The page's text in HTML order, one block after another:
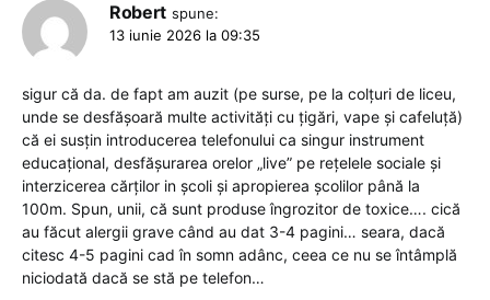
Robert spune:
13 iunie 2026 la 09:35
sigur că da. de fapt am auzit (pe surse, pe la colțuri de liceu,
unde se desfășoară multe activități cu țigări, vape și cafeluță)
că ei susțin introducerea telefonului ca singur instrument
educațional, desfășurarea orelor „live” pe rețelele sociale și
interzicerea cărților in școli și apropierea școlilor până la
100m. Spun, unii, că sunt produse îngrozitor de toxice…. cică
au făcut alergii grave când au dat 3-4 pagini… seara, dacă
citesc 4-5 pagini cad în somn adânc, ceea ce nu se întâmplă
niciodată dacă se stă pe telefon…